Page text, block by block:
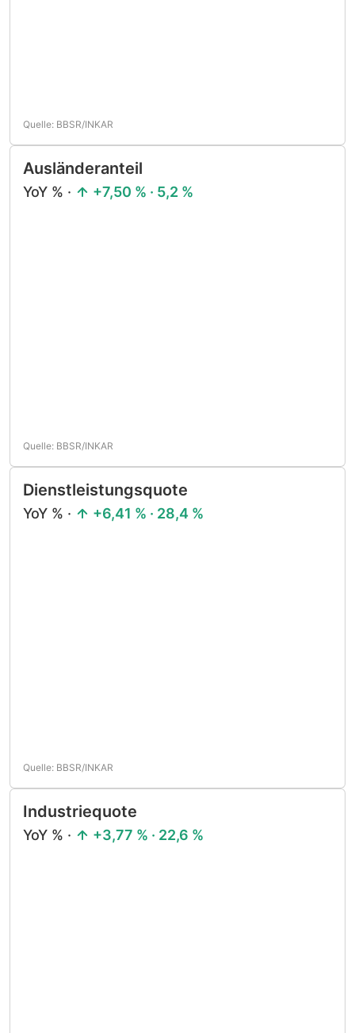
Quelle: BBSR/INKAR
Ausländeranteil
YoY % · +7,50 % · 5,2 %
Quelle: BBSR/INKAR
Dienstleistungsquote
YoY % · +6,41 % · 28,4 %
Quelle: BBSR/INKAR
Industriequote
YoY % · +3,77 % · 22,6 %